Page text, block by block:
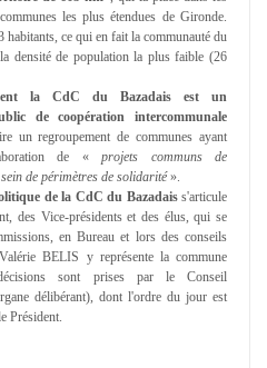
les plus étendues de Gironde.
habitants, ce qui en fait la communauté du
la densité de population la plus faible (26
la CdC du Bazadais est un
de coopération intercommunale
un regroupement de communes ayant
de «projets communs de
de périmètres de solidarité».
de la CdC du Bazadaiss'articule
des Vice-présidents et des élus, qui se
en Bureau et lors des conseils
BELIS y représente la commune
sont prises par le Conseil
délibérant), dont l'ordre du jour est
Président.